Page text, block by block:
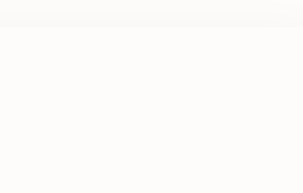
для широкой публики
музыкальным сопровождением
в балете, поскольку